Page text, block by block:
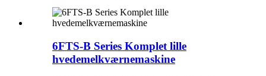
6FTS-B Series Komplet lille
hvedemelkværnemaskine